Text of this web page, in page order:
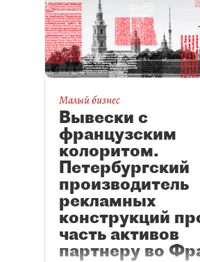
Малый бизнес
Вывески с
французским
колоритом.
Петербургский
производитель
рекламных
конструкций
часть активов
партнеру во